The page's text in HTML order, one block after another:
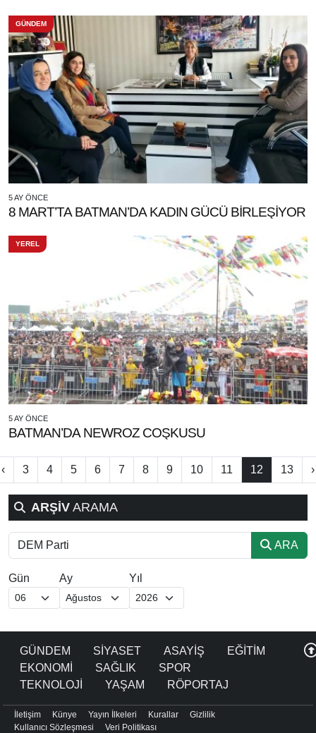
GÜNDEM
5 AY ÖNCE
8 MART’TA BATMAN’DA KADIN GÜCÜ BİRLEŞİYOR
YEREL
5 AY ÖNCE
BATMAN’DA NEWROZ COŞKUSU
‹ 3 4 5 6 7 8 9 10 11 12 13 ›
ARŞİV ARAMA
ARA
Gün Ay Yıl
GÜNDEM SİYASET ASAYİŞ
EĞİTİM
EKONOMİ
SAĞLIK
SPOR
TEKNOLOJİ
YAŞAM RÖPORTAJ
İletişim Künye Yayın İlkeleri Kurallar
Gizlilik
Kullanıcı Sözleşmesi
Veri Politikası